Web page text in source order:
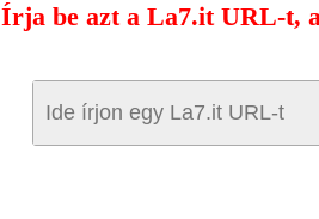
Írja be azt a La7.it URL-t,